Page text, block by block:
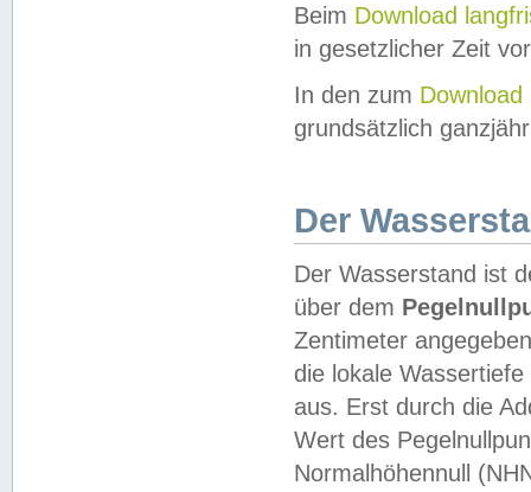
Beim Download
in gesetzlicher Zeit
In den zum Download
grundsätzlich
Der
Der Wasserstand ist
über dem
Zentimeter
die lokale
aus. Erst durch die
Wert des
Normalhöhennull